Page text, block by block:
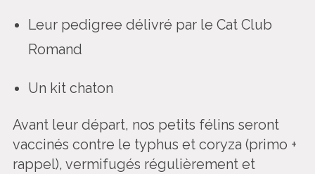
Leur pedigree délivré par le Cat Club
Romand
Un kit chaton
Avant leur départ, nos petits félins seront
vaccinés contre le typhus et coryza (primo +
rappel), vermifugés régulièrement et